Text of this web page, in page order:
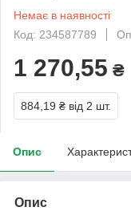
Немає в наявності
Код: 234587789
1 270,55 ₴
884,19 ₴ від 2 шт.
Опис
Опис